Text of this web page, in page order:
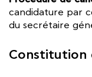
candidature par
du secrétaire
Constitution